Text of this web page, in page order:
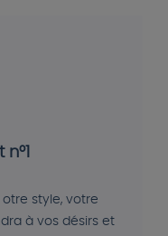
style, votre
à vos désirs et